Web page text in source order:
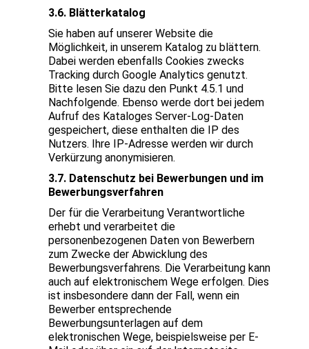
3.6. Blätterkatalog
Sie haben auf unserer Website die
Möglichkeit, in unserem Katalog zu blättern.
Dabei werden ebenfalls Cookies zwecks
Tracking durch Google Analytics genutzt.
Bitte lesen Sie dazu den Punkt 4.5.1 und
Nachfolgende. Ebenso werde dort bei jedem
Aufruf des Kataloges Server-Log-Daten
gespeichert, diese enthalten die IP des
Nutzers. Ihre IP-Adresse werden wir durch
Verkürzung anonymisieren.
3.7. Datenschutz bei Bewerbungen und im
Bewerbungsverfahren
Der für die Verarbeitung Verantwortliche
erhebt und verarbeitet die
personenbezogenen Daten von Bewerbern
zum Zwecke der Abwicklung des
Bewerbungsverfahrens. Die Verarbeitung kann
auch auf elektronischem Wege erfolgen. Dies
ist insbesondere dann der Fall, wenn ein
Bewerber entsprechende
Bewerbungsunterlagen auf dem
elektronischen Wege, beispielsweise per E-